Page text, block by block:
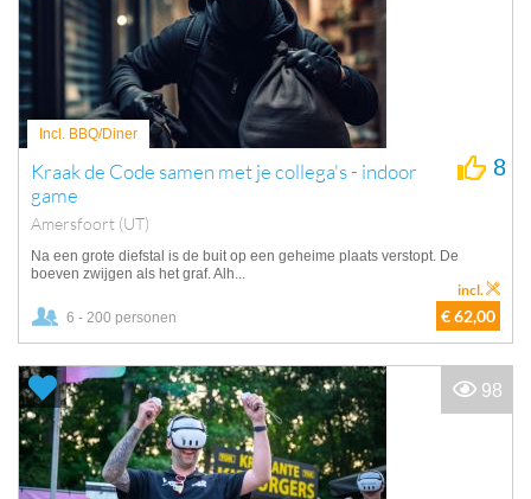
Incl. BBQ/Diner
Kraak de Code samen met je collega's - indoor
game
Amersfoort (UT)
8
Na een grote diefstal is de buit op een geheime plaats verstopt. De
boeven zwijgen als het graf. Alh...
6 - 200 personen € 62,00
incl.
98